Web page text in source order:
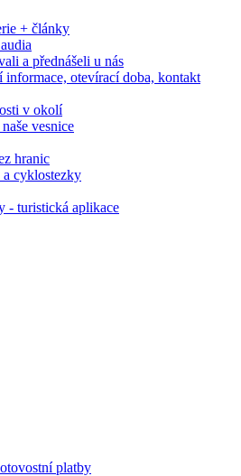
+ články
a přednášeli u nás
informace, otevírací doba, kontakt
v okolí
vesnice
hranic
a cyklostezky
- turistická aplikace
platby